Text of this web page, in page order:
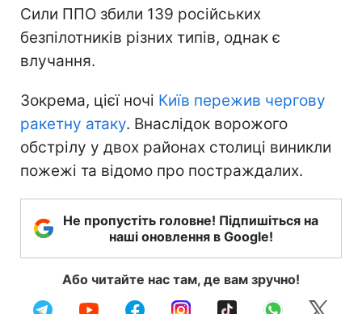
Сили ППО збили 139 російських
безпілотників різних типів, однак є
влучання.
Зокрема, цієї ночі Київ пережив чергову
ракетну атаку. Внаслідок ворожого
обстрілу у двох районах столиці виникли
пожежі та відомо про постраждалих.
Не пропустіть головне! Підпишіться на
наші оновлення в Google!
Або читайте нас там, де вам зручно!